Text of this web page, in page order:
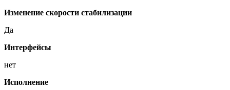
Изменение скорости стабилизации
Да
Интерфейсы
нет
Исполнение